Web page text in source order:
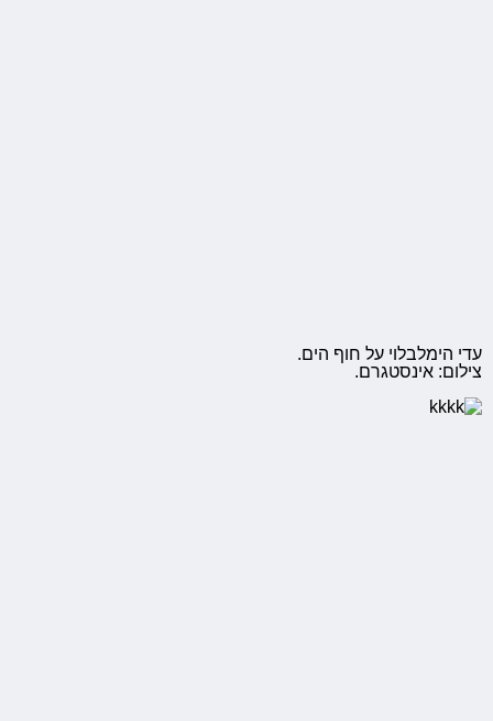
עדי הימלבלוי על חוף הים.
צילום: אינסטגרם.